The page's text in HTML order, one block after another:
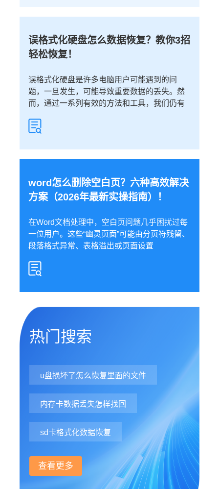
误格式化硬盘怎么数据恢复？教你3招
轻松恢复！
​误格式化硬盘是许多电脑用户可能遇到的问
题，一旦发生，可能导致重要数据的丢失。然
而，通过一系列有效的方法和工具，我们仍有
word怎么删除空白页？六种高效解决
方案（2026年最新实操指南）！
在Word文档处理中，空白页问题几乎困扰过每
一位用户。这些“幽灵页面”可能由分页符残留、
段落格式异常、表格溢出或页面设置
热门搜索
u盘损坏了怎么恢复里面的文件
内存卡数据丢失怎样找回
sd卡格式化数据恢复
查看更多